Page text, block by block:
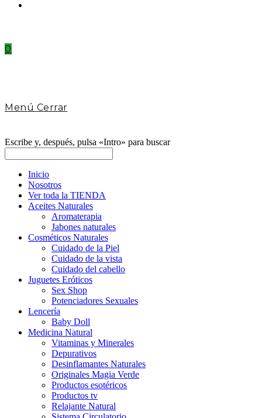
0
Menú Cerrar
Escribe y, después, pulsa «Intro» para buscar
Inicio
Nosotros
Ver toda la TIENDA
Aceites Naturales
Aromaterapia
Jabones naturales
Cosméticos Naturales
Cuidado de la Piel
Cuidado de la vista
Cuidado del cabello
Juguetes Eróticos
Sex Shop
Potenciadores Sexuales
Lencería
Baby Doll
Medicina Natural
Vitaminas y Minerales
Depurativos
Desinflamantes Naturales
Originales Magia Verde
Productos esotéricos
Productos tv
Relajante Natural